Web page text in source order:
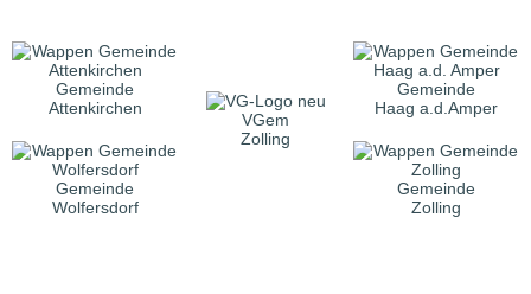
Gemeinde
Attenkirchen
VGem
Zolling
Gemeinde
Haag a.d.Amper
Gemeinde
Wolfersdorf
Gemeinde
Zolling